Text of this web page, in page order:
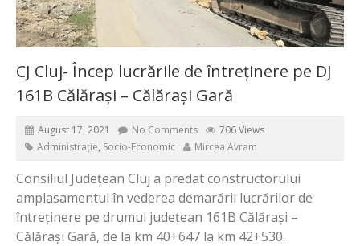
CJ Cluj- Încep lucrările de întreținere pe DJ
161B Călărași – Călărași Gară
August 17, 2021 No Comments
706 Views
Administrație, Socio-Economic Mircea Avram
Consiliul Județean Cluj a predat constructorului
amplasamentul în vederea demarării lucrărilor de
întreținere pe drumul județean 161B Călărași –
Călărași Gară, de la km 40+647 la km 42+530.